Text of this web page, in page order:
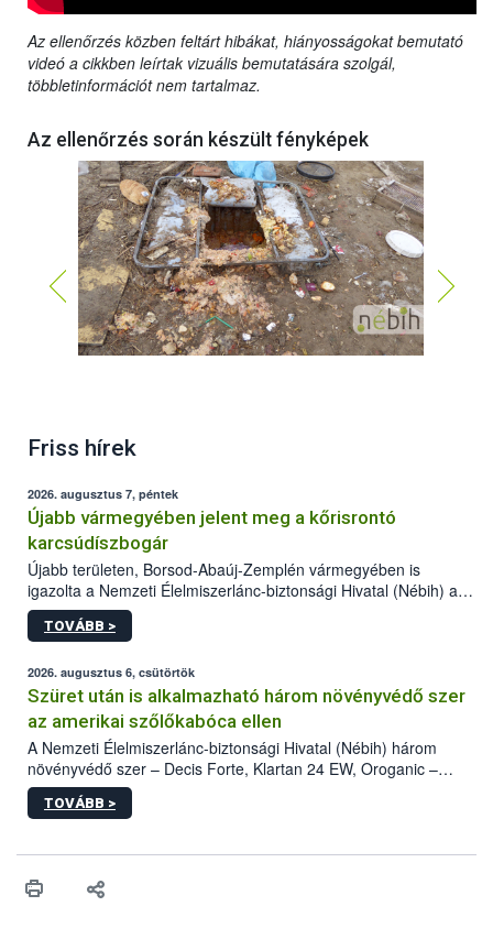
Az ellenőrzés közben feltárt hibákat, hiányosságokat bemutató
videó a cikkben leírtak vizuális bemutatására szolgál,
többletinformációt nem tartalmaz.
Az ellenőrzés során készült fényképek
Friss hírek
2026. augusztus 7, péntek
Újabb vármegyében jelent meg a kőrisrontó
karcsúdíszbogár
Újabb területen, Borsod-Abaúj-Zemplén vármegyében is
igazolta a Nemzeti Élelmiszerlánc-biztonsági Hivatal (Nébih) a
kőrisrontó karcsúdíszbogár (Agrilus planipennis) jelenlétét. A
kártevőt nem csak színcsapdában találták meg, de már fertőzött
az intenzív felderítést, emellett az intézkedéseket a szlovák
hatósággal is összehangolják a terjedés megállítása érdekében.
TOVÁBB >
2026. augusztus 6, csütörtök
Szüret után is alkalmazható három növényvédő szer
az amerikai szőlőkabóca ellen
A Nemzeti Élelmiszerlánc-biztonsági Hivatal (Nébih) három
növényvédő szer – Decis Forte, Klartan 24 EW, Oroganic –
engedélyokiratát módosította, így azok a szüretet követően,
egészen a vesszőérettség (BBCH 91) stádiumáig
érésű szőlőkben is legyen lehetőség a károsító elleni további
felhasználók számára is elérhető és ökológiai termesztésben is
TOVÁBB >